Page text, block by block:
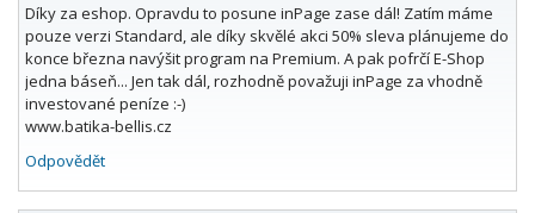
Díky za eshop. Opravdu to posune inPage zase dál! Zatím máme
pouze verzi Standard, ale díky skvělé akci 50% sleva plánujeme do
konce března navýšit program na Premium. A pak pofrčí E-Shop
jedna báseň... Jen tak dál, rozhodně považuji inPage za vhodně
investované peníze :-)
www.batika-bellis.cz
Odpovědět